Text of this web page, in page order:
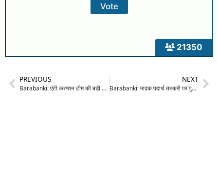
21350
PREVIOUS
Barabanki: एंटी करप्शन टीम की बड़ी कार्रवाई, घूसखोर दरोगा को रंगे हाथों किया गिरफ्तार, 25 हजार की मांगी थी रिश्वत
NEXT
Barabanki: मादक पदार्थ तस्करी पर पुलिस का शिकंजा, 1 किलो 150 ग्राम गांजा संग दो तस्कर गिरफ्तार